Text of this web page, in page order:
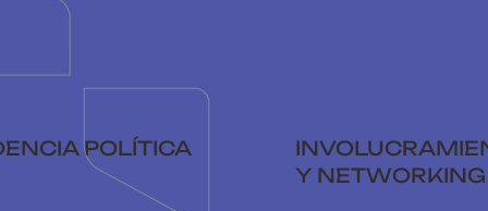
POLÍTICA
Y NETWORKING